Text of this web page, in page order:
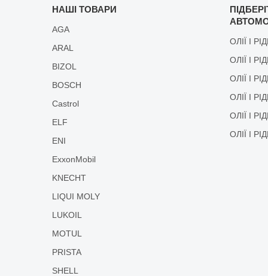
НАШІ ТОВАРИ
AGA
ARAL
BIZOL
BOSCH
Castrol
ELF
ENI
ExxonMobil
KNECHT
LIQUI MOLY
LUKOIL
MOTUL
PRISTA
SHELL
ОЛІЇ І
ОЛІЇ І
ОЛІЇ І
ОЛІЇ І
ОЛІЇ І
ОЛІЇ І